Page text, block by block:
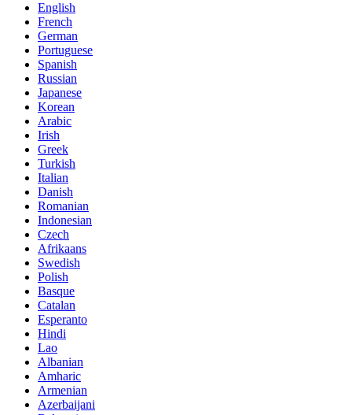
English
French
German
Portuguese
Spanish
Russian
Japanese
Korean
Arabic
Irish
Greek
Turkish
Italian
Danish
Romanian
Indonesian
Czech
Afrikaans
Swedish
Polish
Basque
Catalan
Esperanto
Hindi
Lao
Albanian
Amharic
Armenian
Azerbaijani